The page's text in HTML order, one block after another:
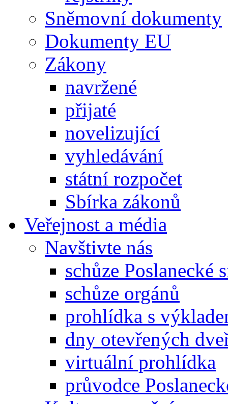
Sněmovní dokumenty
Dokumenty EU
Zákony
navržené
přijaté
novelizující
vyhledávání
státní rozpočet
Sbírka zákonů
Veřejnost a média
Navštivte nás
schůze Poslanecké
schůze orgánů
prohlídka s
dny otevřených
virtuální prohlídka
průvodce